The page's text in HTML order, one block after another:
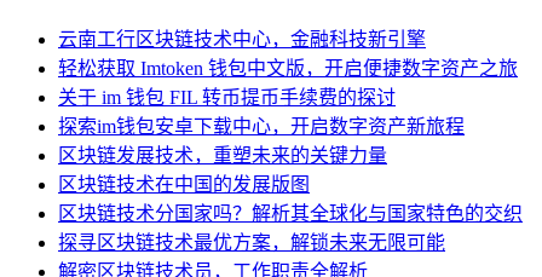
云南工行区块链技术中心，金融科技新引擎
轻松获取 Imtoken 钱包中文版，开启便捷数字资产之旅
关于 im 钱包 FIL 转币提币手续费的探讨
探索im钱包安卓下载中心，开启数字资产新旅程
区块链发展技术，重塑未来的关键力量
区块链技术在中国的发展版图
区块链技术分国家吗？解析其全球化与国家特色的交织
探寻区块链技术最优方案，解锁未来无限可能
解密区块链技术员，工作职责全解析